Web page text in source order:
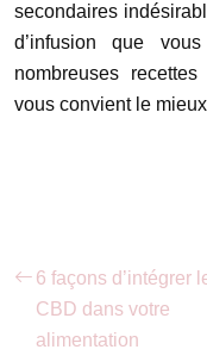
secondaires
d’infusion que
nombreuses
vous convient le
6 façons d’intégrer
CBD dans votre
alimentation